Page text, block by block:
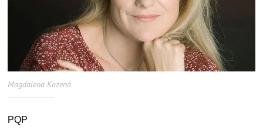
Magdalena Kozená
PQP